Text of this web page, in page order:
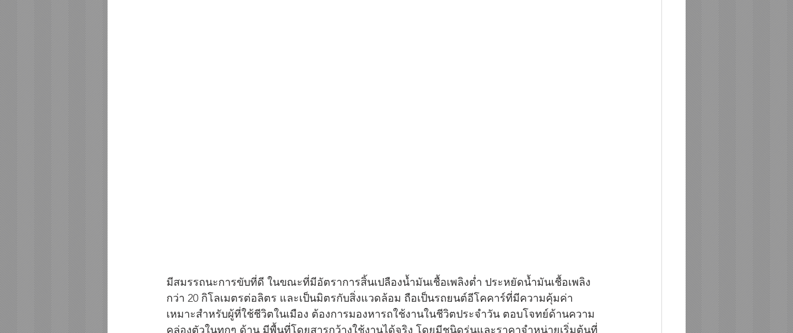
มีสมรรถนะการขับที่ดี ในขณะที่มีอัตราการสิ้นเปลืองน้ำมันเชื้อเพลิงต่ำ ประหยัดน้ำมันเชื้อเพลิง
กว่า 20 กิโลเมตรต่อลิตร และเป็นมิตรกับสิ่งแวดล้อม ถือเป็นรถยนต์อีโคคาร์ที่มีความคุ้มค่า
เหมาะสำหรับผู้ที่ใช้ชีวิตในเมือง ต้องการมองหารถใช้งานในชีวิตประจำวัน ตอบโจทย์ด้านความ
คล่องตัวในทุกๆ ด้าน มีพื้นที่โดยสารกว้างใช้งานได้จริง โดยมีชนิดรุ่นและราคาจำหน่ายเริ่มต้นที่